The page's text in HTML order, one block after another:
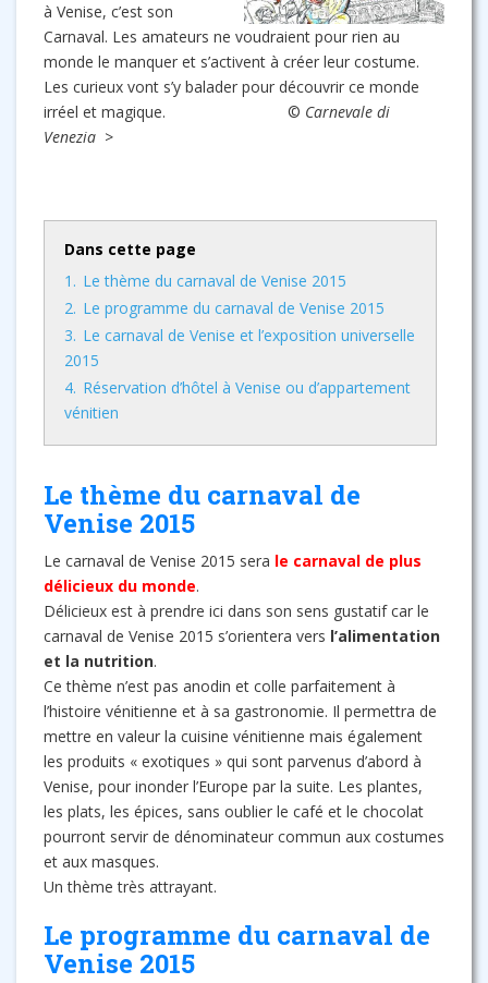
à Venise, c’est son
Carnaval. Les amateurs ne voudraient pour rien au
monde le manquer et s’activent à créer leur costume.
Les curieux vont s’y balader pour découvrir ce monde
irréel et magique. © Carnevale di
Venezia >
Dans cette page
1. Le thème du carnaval de Venise 2015
2. Le programme du carnaval de Venise 2015
3. Le carnaval de Venise et l’exposition universelle
2015
4. Réservation d’hôtel à Venise ou d’appartement
vénitien
Le thème du carnaval de
Venise 2015
Le carnaval de Venise 2015 sera le carnaval de plus
délicieux du monde.
Délicieux est à prendre ici dans son sens gustatif car le
carnaval de Venise 2015 s’orientera vers l’alimentation
et la nutrition.
Ce thème n’est pas anodin et colle parfaitement à
l’histoire vénitienne et à sa gastronomie. Il permettra de
mettre en valeur la cuisine vénitienne mais également
les produits « exotiques » qui sont parvenus d’abord à
Venise, pour inonder l’Europe par la suite. Les plantes,
les plats, les épices, sans oublier le café et le chocolat
pourront servir de dénominateur commun aux costumes
et aux masques.
Un thème très attrayant.
Le programme du carnaval de
Venise 2015